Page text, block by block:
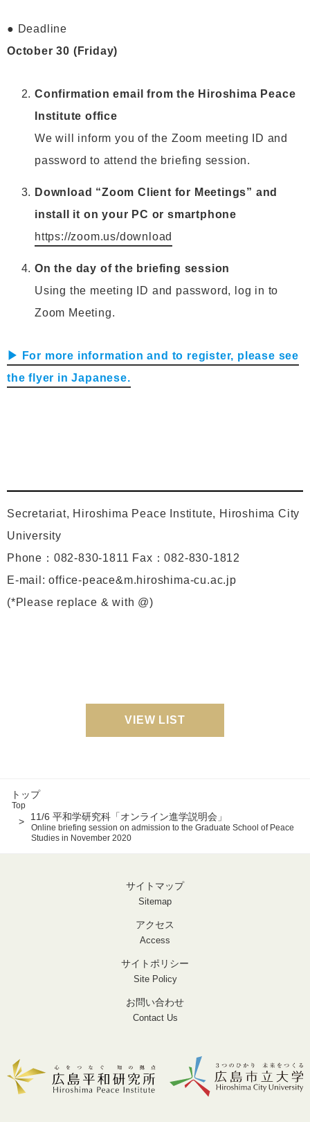
● Deadline
October 30 (Friday)
Confirmation email from the Hiroshima Peace
Institute office
We will inform you of the Zoom meeting ID and
password to attend the briefing session.
Download “Zoom Client for Meetings” and
install it on your PC or smartphone
https://zoom.us/download
On the day of the briefing session
Using the meeting ID and password, log in to
Zoom Meeting.
▶ For more information and to register, please see
the flyer in Japanese.
Secretariat, Hiroshima Peace Institute, Hiroshima City
University
Phone：082-830-1811 Fax：082-830-1812
E-mail: office-peace&m.hiroshima-cu.ac.jp
(*Please replace & with @)
VIEW LIST
トップ
Top
11/6 平和学研究科「オンライン進学説明会」
Online briefing session on admission to the Graduate School of Peace
Studies in November 2020
サイトマップ
Sitemap
アクセス
Access
サイトポリシー
Site Policy
お問い合わせ
Contact Us